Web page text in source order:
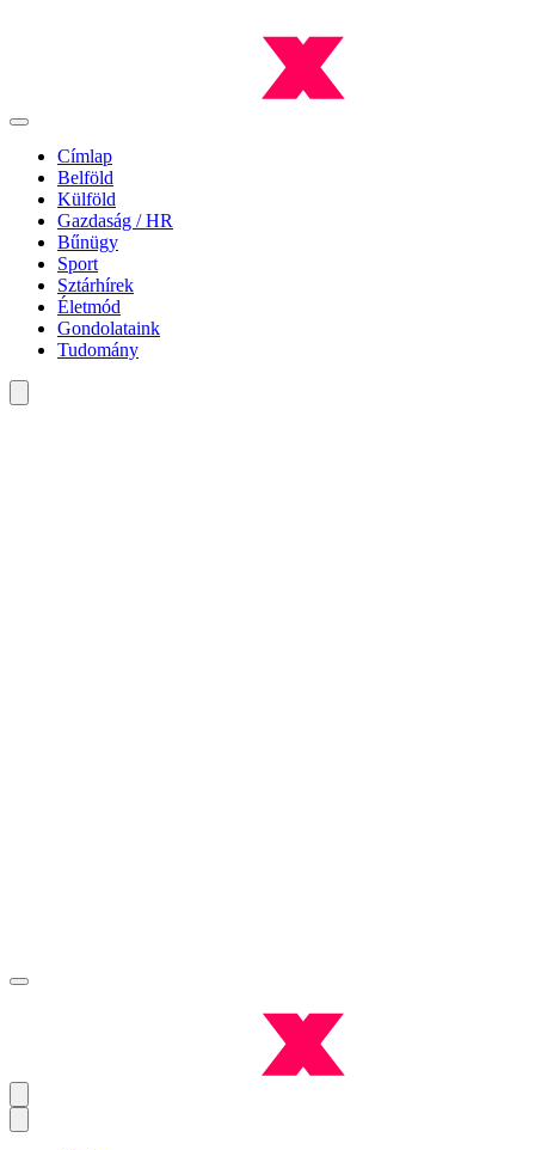
Címlap
Belföld
Külföld
Gazdaság / HR
Bűnügy
Sport
Sztárhírek
Életmód
Gondolataink
Tudomány